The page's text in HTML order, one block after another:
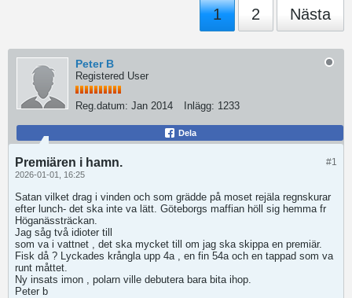
1 2 Nästa
Peter B
Registered User
Reg.datum: Jan 2014 Inlägg: 1233
Dela
#1
Premiären i hamn.
2026-01-01, 16:25
Satan vilket drag i vinden och som grädde på moset rejäla regnskurar
efter lunch- det ska inte va lätt. Göteborgs maffian höll sig hemma fr
Höganässträckan.
Jag såg två idioter till
som va i vattnet , det ska mycket till om jag ska skippa en premiär.
Fisk då ? Lyckades krångla upp 4a , en fin 54a och en tappad som va
runt måttet.
Ny insats imon , polarn ville debutera bara bita ihop.
Peter b